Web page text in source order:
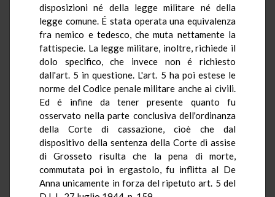
disposizioni né della legge militare né della
legge comune. É stata operata una equivalenza
fra nemico e tedesco, che muta nettamente la
fattispecie. La legge militare, inoltre, richiede il
dolo specifico, che invece non é richiesto
dall'art. 5 in questione. L'art. 5 ha poi estese le
norme del Codice penale militare anche ai civili.
Ed é infine da tener presente quanto fu
osservato nella parte conclusiva dell'ordinanza
della Corte di cassazione, cioè che dal
dispositivo della sentenza della Corte di assise
di Grosseto risulta che la pena di morte,
commutata poi in ergastolo, fu inflitta al De
Anna unicamente in forza del ripetuto art. 5 del